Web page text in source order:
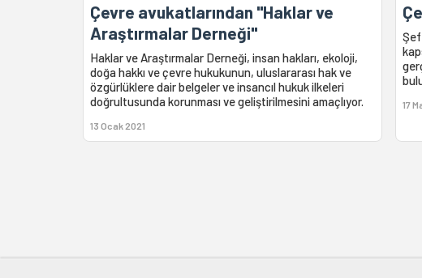
Çevre avukatlarından "Haklar ve
Araştırmalar Derneği"
Haklar ve Araştırmalar Derneği, insan hakları, ekoloji,
doğa hakkı ve çevre hukukunun, uluslararası hak ve
özgürlüklere dair belgeler ve insancıl hukuk ilkeleri
doğrultusunda korunması ve geliştirilmesini amaçlıyor.
13 Ocak 2021
17